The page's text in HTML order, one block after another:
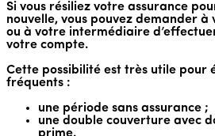
Si vous résiliez votre assurance
nouvelle, vous pouvez demander à
ou à votre intermédiaire
votre compte.
Cette possibilité est très utile pour
fréquents :
une période sans assurance ;
une double couverture avec